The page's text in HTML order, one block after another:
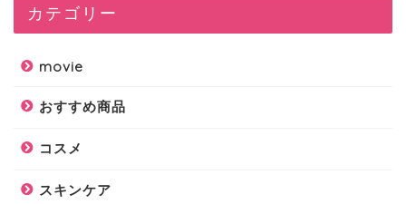
カテゴリー
movie
おすすめ商品
コスメ
スキンケア